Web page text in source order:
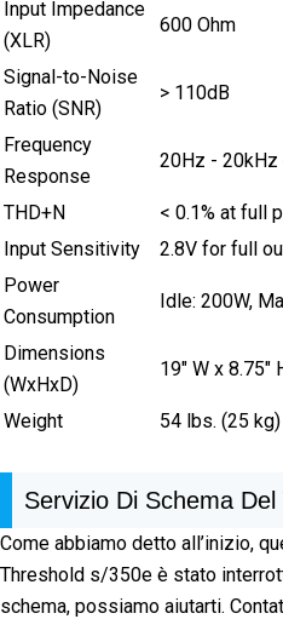
Input Impedance
(XLR)
600 Ohm
Signal-to-Noise
Ratio (SNR)
> 110dB
Frequency
Response
20Hz -
THD+N
< 0.1% at full
Input Sensitivity
2.8V for full
Power
Consumption
Idle: 200W,
Dimensions
(WxHxD)
19″ W x 8.75″
Weight 54 lbs. (25 kg)
Servizio Di Schema
Come abbiamo detto all’inizio,
Threshold s/350e è stato
schema, possiamo aiutarti.